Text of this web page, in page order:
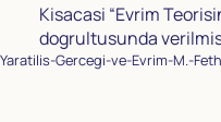
Kisacasi “Evrim
dogrultusunda
Yaratilis-Gercegi-ve-Evrim-M.-